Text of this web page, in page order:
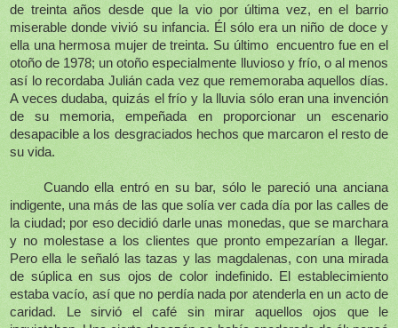
de treinta años desde que la vio por última vez, en el barrio
miserable donde vivió su infancia. Él sólo era un niño de doce y
ella una hermosa mujer de treinta. Su último encuentro fue en el
otoño de 1978; un otoño especialmente lluvioso y frío, o al menos
así lo recordaba Julián cada vez que rememoraba aquellos días.
A veces dudaba, quizás el frío y la lluvia sólo eran una invención
de su memoria, empeñada en proporcionar un escenario
desapacible a los desgraciados hechos que marcaron el resto de
su vida.
Cuando ella entró en su bar, sólo le pareció una anciana
indigente, una más de las que solía ver cada día por las calles de
la ciudad; por eso decidió darle unas monedas, que se marchara
y no molestase a los clientes que pronto empezarían a llegar.
Pero ella le señaló las tazas y las magdalenas, con una mirada
de súplica en sus ojos de color indefinido. El establecimiento
estaba vacío, así que no perdía nada por atenderla en un acto de
caridad. Le sirvió el café sin mirar aquellos ojos que le